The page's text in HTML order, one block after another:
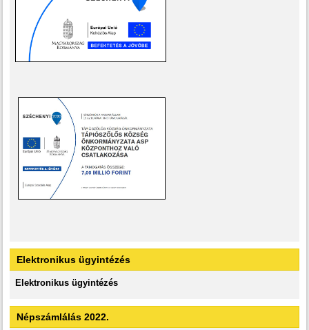
Elektronikus ügyintézés
Elektronikus ügyintézés
Népszámlálás 2022.